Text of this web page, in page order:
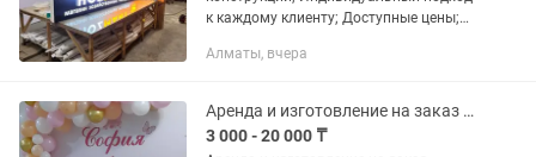
к каждому клиенту; Доступные цены;
Наличие собственной
Алматы, вчера
Аренда и изготовление на заказ металлических стоек для баннера
3 000 - 20 000 ₸